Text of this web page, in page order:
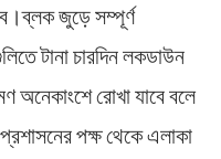
জুড়ে সম্পূর্ণ
টানা চারদিন লকডাউন
অনেকাংশে রোখা যাবে বলে
পক্ষ থেকে এলাকা